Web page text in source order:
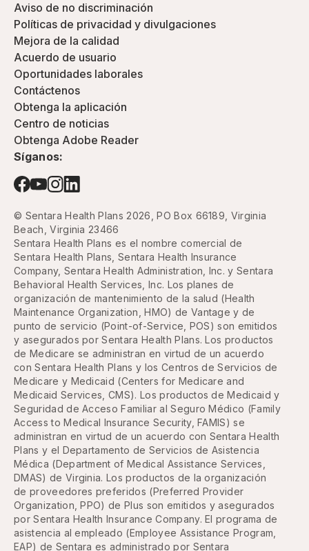
Aviso de no discriminación
Políticas de privacidad y divulgaciones
Mejora de la calidad
Acuerdo de usuario
Oportunidades laborales
Contáctenos
Obtenga la aplicación
Centro de noticias
Obtenga Adobe Reader
Síganos:
© Sentara Health Plans 2026, PO Box 66189, Virginia
Beach, Virginia 23466
Sentara Health Plans es el nombre comercial de
Sentara Health Plans, Sentara Health Insurance
Company, Sentara Health Administration, Inc. y Sentara
Behavioral Health Services, Inc. Los planes de
organización de mantenimiento de la salud (Health
Maintenance Organization, HMO) de Vantage y de
punto de servicio (Point-of-Service, POS) son emitidos
y asegurados por Sentara Health Plans. Los productos
de Medicare se administran en virtud de un acuerdo
con Sentara Health Plans y los Centros de Servicios de
Medicare y Medicaid (Centers for Medicare and
Medicaid Services, CMS). Los productos de Medicaid y
Seguridad de Acceso Familiar al Seguro Médico (Family
Access to Medical Insurance Security, FAMIS) se
administran en virtud de un acuerdo con Sentara Health
Plans y el Departamento de Servicios de Asistencia
Médica (Department of Medical Assistance Services,
DMAS) de Virginia. Los productos de la organización
de proveedores preferidos (Preferred Provider
Organization, PPO) de Plus son emitidos y asegurados
por Sentara Health Insurance Company. El programa de
asistencia al empleado (Employee Assistance Program,
EAP) de Sentara es administrado por Sentara